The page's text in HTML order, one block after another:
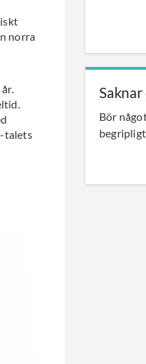
norra
talets
Saknar
Bör